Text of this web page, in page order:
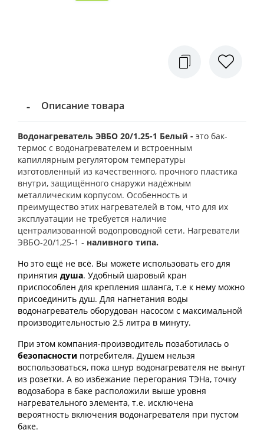
Описание товара
Водонагреватель ЭВБО 20/1.25-1 Белый - это бак-
термос с водонагревателем и встроенным
капиллярным регулятором температуры
изготовленный из качественного, прочного пластика
внутри, защищённого снаружи надёжным
металлическим корпусом. Особенность и
преимущество этих нагревателей в том, что для их
эксплуатации не требуется наличие
централизованной водопроводной сети. Нагреватели
ЭВБО-20/1,25-1 - наливного типа.
Но это ещё не всё. Вы можете использовать его для
принятия душа. Удобный шаровый кран
приспособлен для крепления шланга, т.е к нему можно
присоединить душ. Для нагнетания воды
водонагреватель оборудован насосом с максимальной
производительностью 2,5 литра в минуту.
При этом компания-производитель позаботилась о
безопасности потребителя. Душем нельзя
воспользоваться, пока шнур водонагревателя не вынут
из розетки. А во избежание перегорания ТЭНа, точку
водозабора в баке расположили выше уровня
нагревательного элемента, т.е. исключена
вероятность включения водонагревателя при пустом
баке.